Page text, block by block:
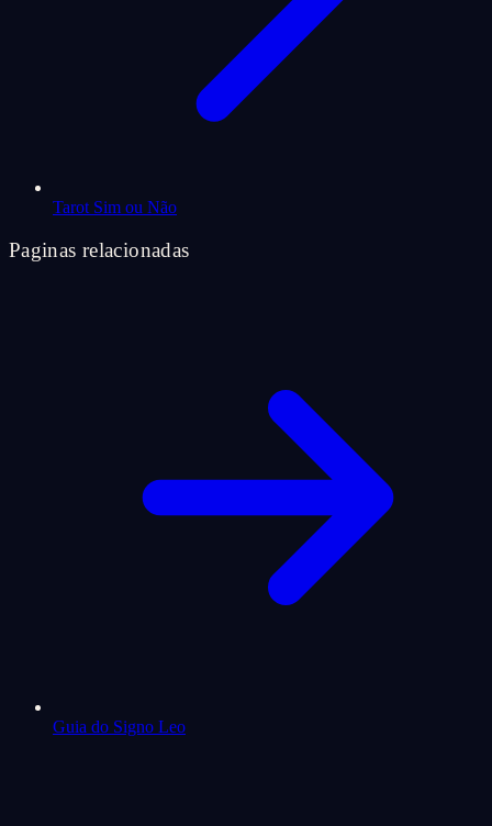
Tarot Sim ou Não
Paginas relacionadas
Guia do Signo Leo